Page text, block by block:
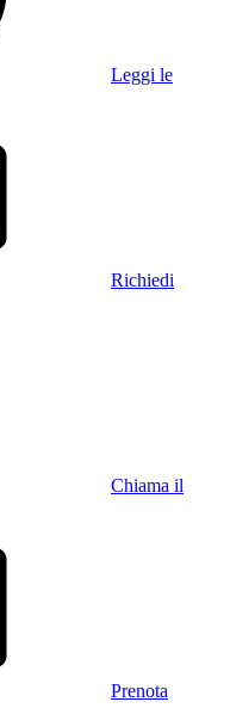
Leggi le
Richiedi
Chiama il
Prenota